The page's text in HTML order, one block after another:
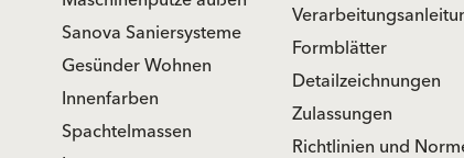
Sanova Saniersysteme
Gesünder Wohnen
Innenfarben
Spachtelmassen
Formblätter
Detailzeichnungen
Zulassungen
Richtlinien und